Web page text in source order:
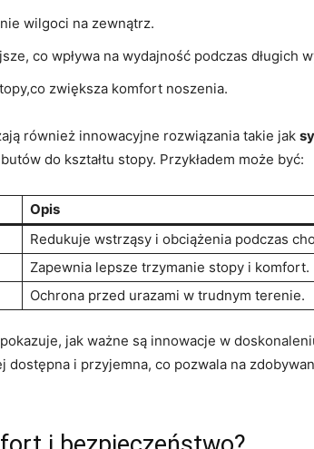
wilgoci na zewnątrz.
co wpływa na wydajność podczas długich
zwiększa komfort noszenia.
‍również​ innowacyjne rozwiązania takie​ jak⁢
do kształtu stopy. Przykładem może być:
Opis
Redukuje wstrząsy i obciążenia podczas
Zapewnia lepsze⁣ trzymanie stopy i komfort.
Ochrona ⁣przed urazami w trudnym‌ terenie.
jak ważne są innowacje‌ w
i przyjemna, co pozwala na